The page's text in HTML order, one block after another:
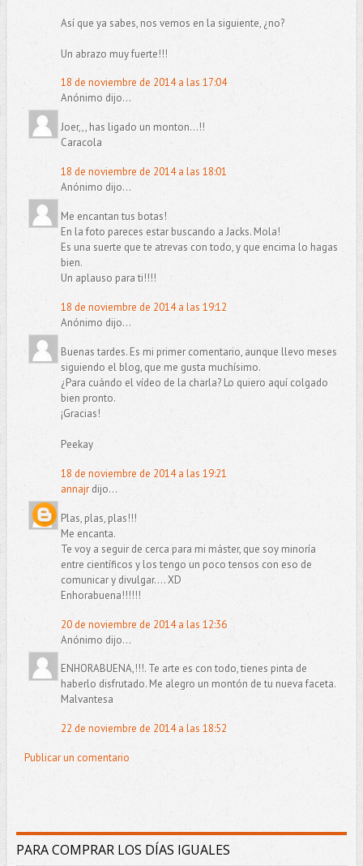
Así que ya sabes, nos vemos en la siguiente, ¿no?
Un abrazo muy fuerte!!!
18 de noviembre de 2014 a las 17:04
Anónimo dijo...
Joer,,, has ligado un monton...!!
Caracola
18 de noviembre de 2014 a las 18:01
Anónimo dijo...
Me encantan tus botas!
En la foto pareces estar buscando a Jacks. Mola!
Es una suerte que te atrevas con todo, y que encima lo hagas
bien.
Un aplauso para ti!!!!
18 de noviembre de 2014 a las 19:12
Anónimo dijo...
Buenas tardes. Es mi primer comentario, aunque llevo meses
siguiendo el blog, que me gusta muchísimo.
¿Para cuándo el vídeo de la charla? Lo quiero aquí colgado
bien pronto.
¡Gracias!
Peekay
18 de noviembre de 2014 a las 19:21
annajrdijo...
Plas, plas, plas!!!
Me encanta.
Te voy a seguir de cerca para mi máster, que soy minoría
entre científicos y los tengo un poco tensos con eso de
comunicar y divulgar.... XD
Enhorabuena!!!!!!
20 de noviembre de 2014 a las 12:36
Anónimo dijo...
ENHORABUENA,!!!. Te arte es con todo, tienes pinta de
haberlo disfrutado. Me alegro un montón de tu nueva faceta.
Malvantesa
22 de noviembre de 2014 a las 18:52
Publicar un comentario
PARA COMPRAR LOS DÍAS IGUALES